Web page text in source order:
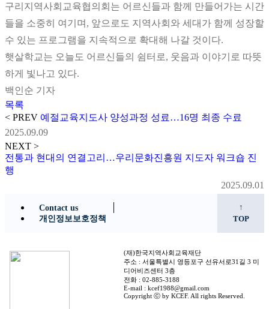
구리지역사회교육협의회는 어르신들과 함께 만들어가는 시간
들을 소중히 여기며, 앞으로도 지역사회와 세대가 함께 성장할
수 있는 프로그램을 지속적으로 확대해 나갈 것이다.
햇살학교는 오늘도 어르신들의 쉼터로, 웃음과 이야기로 따뜻
하게 빛나고 있다.
백인순 기자
목록
< PREV 예절교육지도사 양성과정 성료…16명 최종 수료
2025.09.09
NEXT >
전통과 현대의 연결고리…우리문화진흥원 지도자 워크숍 진
행
2025.09.01
Contact us
개인정보보호정책
↑
TOP
(재)한국지역사회교육재단
주소 : 서울특별시 영등포구 선유서로31길 3 미
디어비즈센터 3층
전화 : 02-885-3188
E-mail : kcef1988@gmail.com
Copyright ⓒ by KCEF. All rights Reserved.